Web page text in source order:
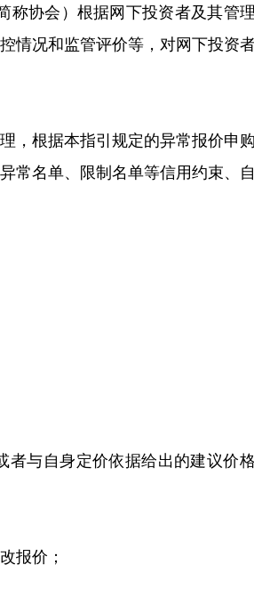
称协会）根据网下投资者及其管
情况和监管评价等，对网下投资者
，根据本指引规定的异常报价申
常名单、限制名单等信用约束、
者与自身定价依据给出的建议价
报价；